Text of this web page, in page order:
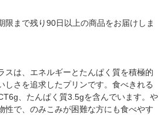
限まで残り90日以上の商品をお届けしま
スは、エネルギーとたんぱく質を積極的
しさを追求したプリンです。食べきれる
、たんぱく質3.5gを含んでいます。や
性で、のみこみが困難な方にも食べやす